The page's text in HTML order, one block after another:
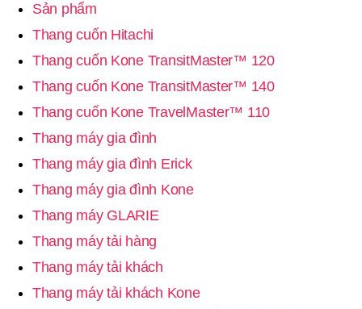
Sản phẩm
Thang cuốn Hitachi
Thang cuốn Kone TransitMaster™ 120
Thang cuốn Kone TransitMaster™ 140
Thang cuốn Kone TravelMaster™ 110
Thang máy gia đình
Thang máy gia đình Erick
Thang máy gia đình Kone
Thang máy GLARIE
Thang máy tải hàng
Thang máy tải khách
Thang máy tải khách Kone